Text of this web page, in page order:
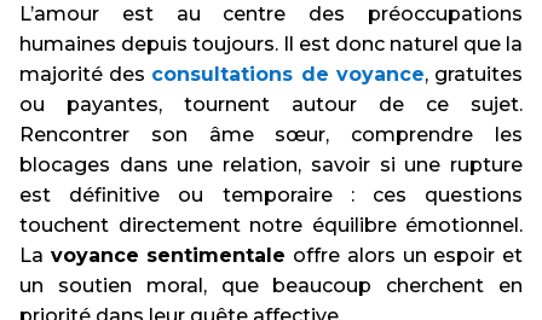
L’amour est au centre des préoccupations
humaines depuis toujours. Il est donc naturel que la
majorité des consultations de voyance, gratuites
ou payantes, tournent autour de ce sujet.
Rencontrer son âme sœur, comprendre les
blocages dans une relation, savoir si une rupture
est définitive ou temporaire : ces questions
touchent directement notre équilibre émotionnel.
La voyance sentimentale offre alors un espoir et
un soutien moral, que beaucoup cherchent en
priorité dans leur quête affective.